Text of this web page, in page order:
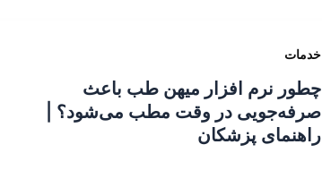
خدمات
چطور نرم افزار میهن‌ طب باعث
صرفه‌جویی در وقت مطب می‌شود؟ |
راهنمای پزشکان